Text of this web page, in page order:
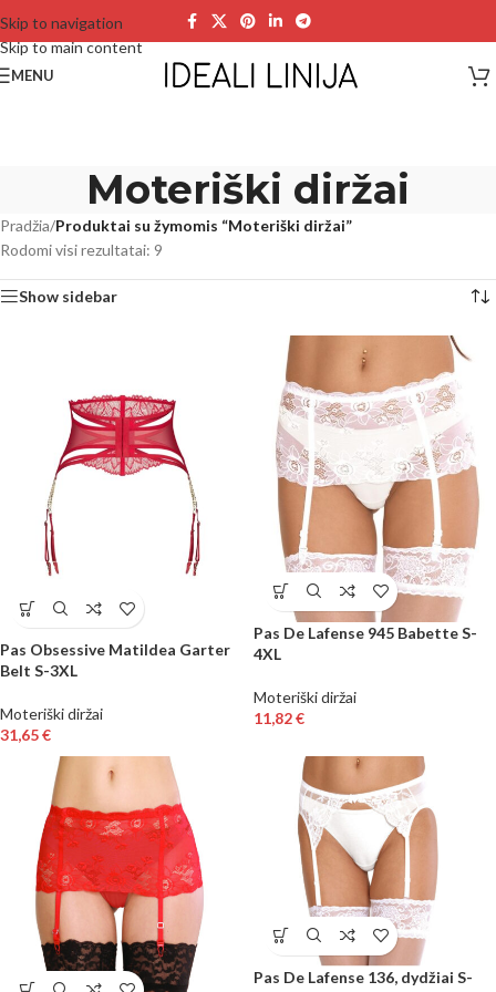
Skip to navigation
Skip to main content
MENU
Moteriški diržai
Pradžia/Produktai su žymomis “Moteriški diržai”
Rodomi visi rezultatai: 9
Show sidebar
Pas Obsessive Matildea Garter
Belt S-3XL
Moteriški diržai
31,65€
Pas De Lafense 945 Babette S-
4XL
Moteriški diržai
11,82€
Pas De Lafense 136, dydžiai S-